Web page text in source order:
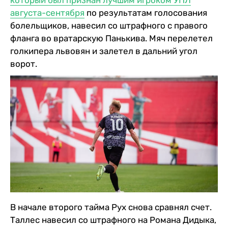
августа-сентября по результатам голосования
болельщиков, навесил со штрафного с правого
фланга во вратарскую Панькива. Мяч перелетел
голкипера львовян и залетел в дальний угол
ворот.
В начале второго тайма Рух снова сравнял счет.
Таллес навесил со штрафного на Романа Дидыка,